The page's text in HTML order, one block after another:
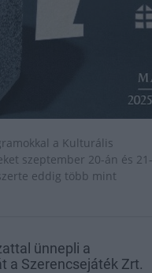
a Kulturális
szeptember 20-án és 21-
eddig több mint
ünnepli a
a Szerencsejáték Zrt.